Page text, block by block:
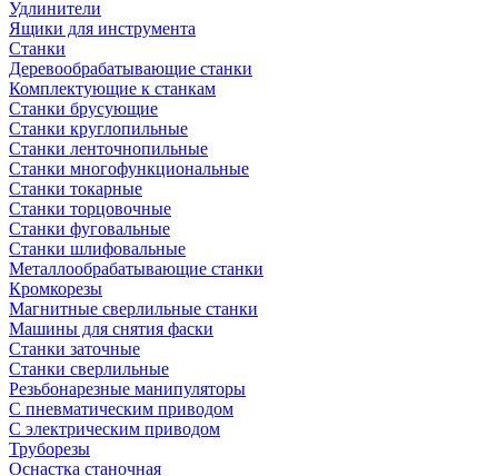
Удлинители
Ящики для инструмента
Станки
Деревообрабатывающие станки
Комплектующие к станкам
Станки брусующие
Станки круглопильные
Станки ленточнопильные
Станки многофункциональные
Станки токарные
Станки торцовочные
Станки фуговальные
Станки шлифовальные
Металлообрабатывающие станки
Кромкорезы
Магнитные сверлильные станки
Машины для снятия фаски
Станки заточные
Станки сверлильные
Резьбонарезные манипуляторы
С пневматическим приводом
С электрическим приводом
Труборезы
Оснастка станочная